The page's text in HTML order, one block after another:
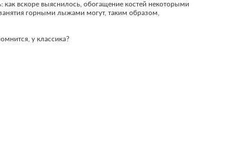
как вскоре выяснилось, обогащение костей некоторыми
горными лыжами могут, таким образом,
у классика?